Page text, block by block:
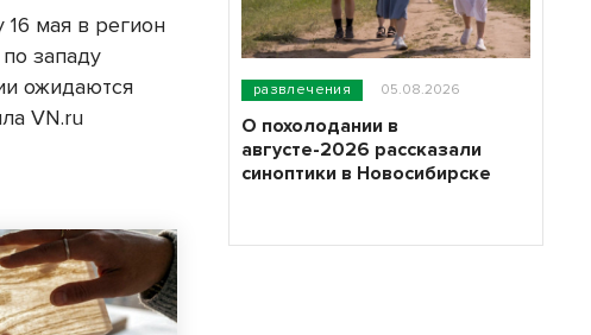
мая в регион
западу
ожидаются
VN.ru
развлечения 05.08.2026
О похолодании в
августе-2026 рассказали
синоптики в Новосибирске